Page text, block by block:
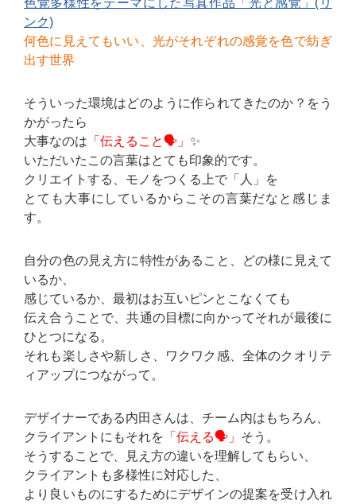
色覚多様性をテーマにした写真作品「光と感覚」(リ
ンク)
何色に見えてもいい、光がそれぞれの感覚を色で紡ぎ
出す世界
そういった環境はどのように作られてきたのか？をう
かがったら
大事なのは 「伝えること🗣️」 ✨
いただいたこの言葉はとても印象的です。
クリエイトする、モノをつくる上で「人」を
とても大事にしているからこその言葉だなと感じま
す。
自分の色の見え方に特性があること、どの様に見えて
いるか、
感じているか、最初はお互いピンとこなくても
伝え合うことで、共通の目標に向かってそれが最後に
ひとつになる。
それも楽しさや新しさ、ワクワク感、全体のクオリテ
ィアップにつながって。
デザイナーである内田さんは、チーム内はもちろん、
クライアントにもそれを 「伝える🗣️」 そう。
そうすることで、見え方の違いを理解してもらい、
クライアントも多様性に対応した、
より良いものにするためにデザインの提案を受け入れ